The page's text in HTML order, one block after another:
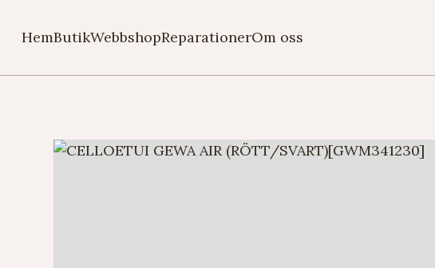
HemButikWebbshopReparationerOm oss